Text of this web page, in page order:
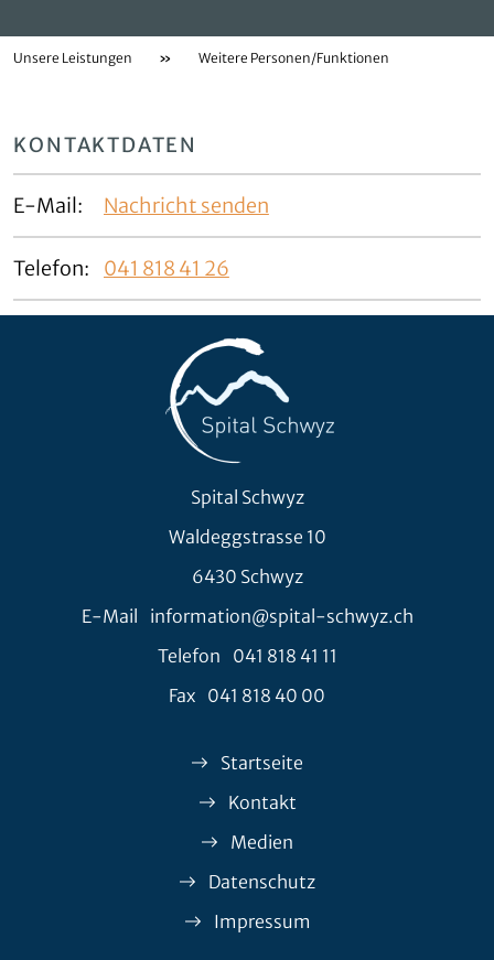
Unsere Leistungen » Weitere Personen/Funktionen
KONTAKTDATEN
E-Mail: Nachricht senden
Telefon: 041 818 41 26
Spital Schwyz
Waldeggstrasse 10
6430 Schwyz
E-Mail
information@spital-schwyz.ch
Telefon
041 818 41 11
Fax 041 818 40 00
Startseite
Kontakt
Medien
Datenschutz
Impressum